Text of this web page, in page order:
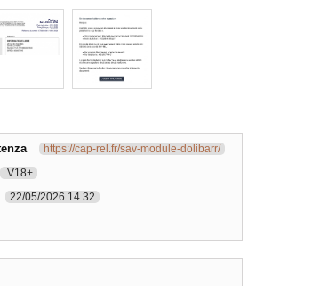
https://cap-rel.fr/sav-module-dolibarr/
V18+
22/05/2026 14.32